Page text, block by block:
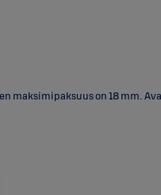
maksimipaksuus on 18 mm.